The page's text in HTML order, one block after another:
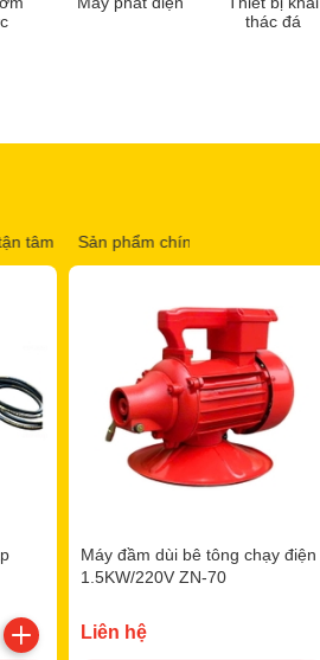
thác đá
phẩm chính hãng, đầy đủ CO, CQ
Máy đầm dùi bê tông chạy điện
1.5KW/220V ZN-70
Liên hệ